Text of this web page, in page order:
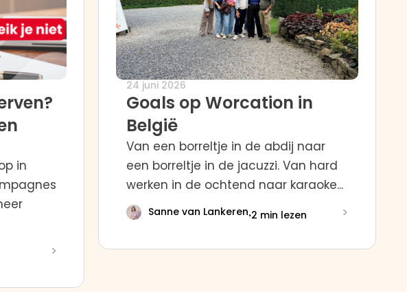
in
>
24 juni 2026
Goals op Worcation in
België
Van een borreltje in de abdij naar
een borreltje in de jacuzzi. Van hard
werken in de ochtend naar karaoke...
>
Sanne van Lankeren·2 min lezen